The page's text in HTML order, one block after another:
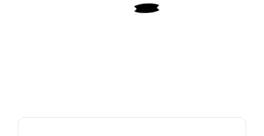
trong lại màu hồng nhạt, khi nấu chín thịt có màu trắng như
miếng mỏng rồi ướp.